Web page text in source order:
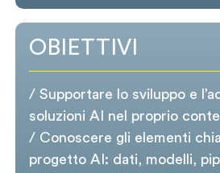
OBIETTIVI
/ Supportare lo sviluppo e
soluzioni AI nel proprio
/ Conoscere gli elementi
progetto AI: dati, modelli,